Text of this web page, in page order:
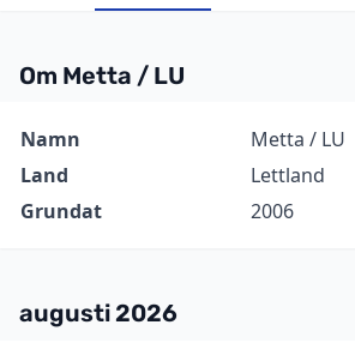
Om Metta / LU
Information
Namn
Metta / LU
Land
Lettland
Grundat
2006
augusti 2026